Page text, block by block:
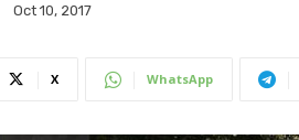
Oct 10, 2017
X WhatsApp